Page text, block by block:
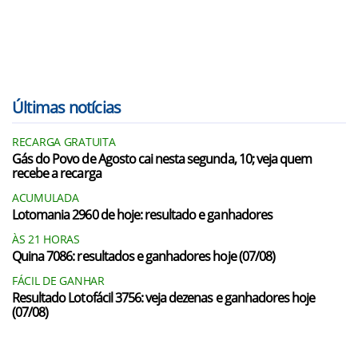
Últimas notícias
RECARGA GRATUITA
Gás do Povo de Agosto cai nesta segunda, 10; veja quem
recebe a recarga
ACUMULADA
Lotomania 2960 de hoje: resultado e ganhadores
ÀS 21 HORAS
Quina 7086: resultados e ganhadores hoje (07/08)
FÁCIL DE GANHAR
Resultado Lotofácil 3756: veja dezenas e ganhadores hoje
(07/08)